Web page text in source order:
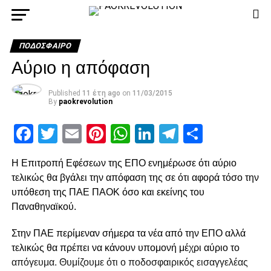
ΠΟΔΌΣΦΑΙΡΟ
Αύριο η απόφαση
Published 11 έτη ago on 11/03/2015
By paokrevolution
Facebook
Twitter
EmailPinterest
WhatsApp
LinkedIn
Telegram
Η Επιτροπή Εφέσεων της ΕΠΟ ενημέρωσε ότι αύριο
τελικώς θα βγάλει την απόφαση της σε ότι αφορά τόσο την
υπόθεση της ΠΑΕ ΠΑΟΚ όσο και εκείνης του
Παναθηναϊκού.
Στην ΠΑΕ περίμεναν σήμερα τα νέα από την ΕΠΟ αλλά
τελικώς θα πρέπει να κάνουν υπομονή μέχρι αύριο το
απόγευμα. Θυμίζουμε ότι ο ποδοσφαιρικός εισαγγελέας